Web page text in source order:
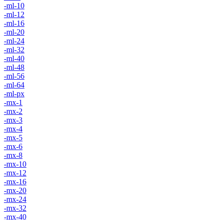
-ml-10
-ml-12
-ml-16
-ml-20
-ml-24
-ml-32
-ml-40
-ml-48
-ml-56
-ml-64
-ml-px
-mx-1
-mx-2
-mx-3
-mx-4
-mx-5
-mx-6
-mx-8
-mx-10
-mx-12
-mx-16
-mx-20
-mx-24
-mx-32
-mx-40